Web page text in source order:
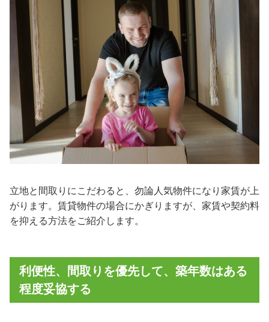
立地と間取りにこだわると、勿論人気物件になり家賃が上
がります。賃貸物件の場合にかぎりますが、家賃や契約料
を抑える方法をご紹介します。
利便性、間取りを優先して、築年数はある
程度妥協する